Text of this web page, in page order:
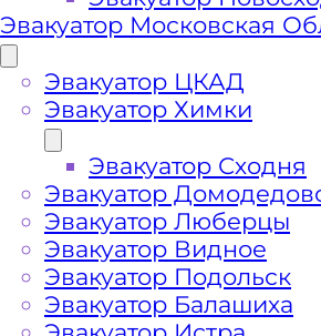
+7 985 222 99 01
Эвакуатор Московская
Эвакуатор ЦКАД
Эвакуатор Химки
Эвакуатор Сходня
Эвакуатор
Эвакуатор Люберцы
Эвакуатор Видное
Эвакуатор Подольск
Эвакуатор Балашиха